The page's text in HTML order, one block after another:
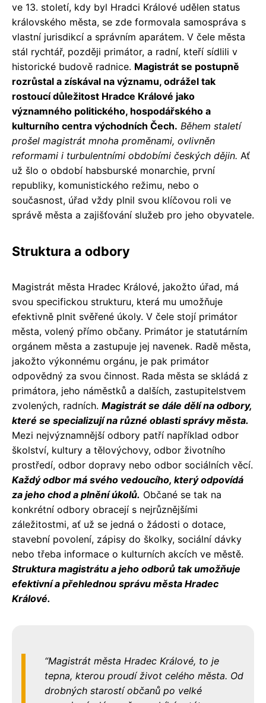
ve 13. století, kdy byl Hradci Králové udělen status
královského města, se zde formovala samospráva s
vlastní jurisdikcí a správním aparátem. V čele města
stál rychtář, později primátor, a radní, kteří sídlili v
historické budově radnice. Magistrát se postupně
rozrůstal a získával na významu, odrážel tak
rostoucí důležitost Hradce Králové jako
významného politického, hospodářského a
kulturního centra východních Čech. Během staletí
prošel magistrát mnoha proměnami, ovlivněn
reformami i turbulentními obdobími českých dějin. Ať
už šlo o období habsburské monarchie, první
republiky, komunistického režimu, nebo o
současnost, úřad vždy plnil svou klíčovou roli ve
správě města a zajišťování služeb pro jeho obyvatele.
Struktura a odbory
Magistrát města Hradec Králové, jakožto úřad, má
svou specifickou strukturu, která mu umožňuje
efektivně plnit svěřené úkoly. V čele stojí primátor
města, volený přímo občany. Primátor je statutárním
orgánem města a zastupuje jej navenek. Radě města,
jakožto výkonnému orgánu, je pak primátor
odpovědný za svou činnost. Rada města se skládá z
primátora, jeho náměstků a dalších, zastupitelstvem
zvolených, radních. Magistrát se dále dělí na odbory,
které se specializují na různé oblasti správy města.
Mezi nejvýznamnější odbory patří například odbor
školství, kultury a tělovýchovy, odbor životního
prostředí, odbor dopravy nebo odbor sociálních věcí.
Každý odbor má svého vedoucího, který odpovídá
za jeho chod a plnění úkolů. Občané se tak na
konkrétní odbory obracejí s nejrůznějšími
záležitostmi, ať už se jedná o žádosti o dotace,
stavební povolení, zápisy do školky, sociální dávky
nebo třeba informace o kulturních akcích ve městě.
Struktura magistrátu a jeho odborů tak umožňuje
efektivní a přehlednou správu města Hradec
Králové.
Magistrát města Hradec Králové, to je
tepna, kterou proudí život celého města. Od
drobných starostí občanů po velké